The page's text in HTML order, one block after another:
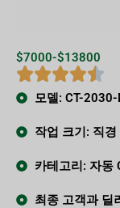
$7000-$13800
모델: CT-2030-
작업 크기: 직
카테고리: 자동
최종 고객과 딜